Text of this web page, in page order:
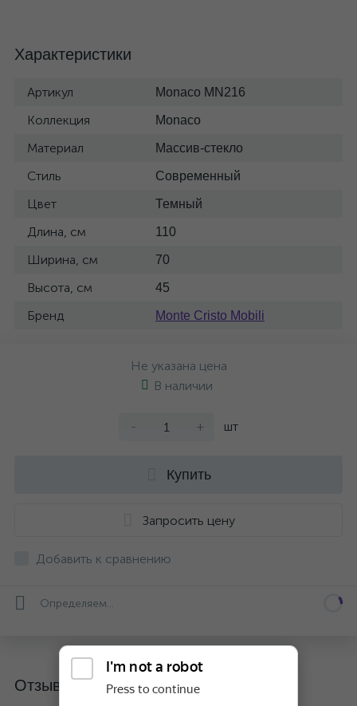
Характеристики
Артикул Monaco MN216
Коллекция Monaco
Материал Массив-стекло
Стиль Современный
Цвет Темный
Длина, см 110
Ширина, см 70
Высота, см 45
Бренд Monte Cristo Mobili
Не указана цена
В наличии
- + шт
Купить
Запросить цену
Добавить к сравнению
Определяем...
Отзывы